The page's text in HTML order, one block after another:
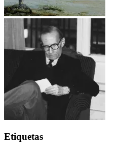
Etiquetas